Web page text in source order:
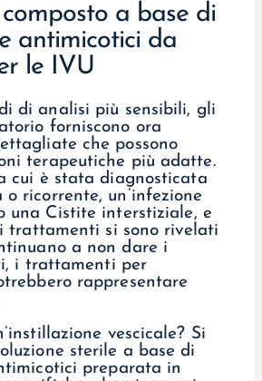
a base di
antimicotici da
le IVU
di analisi più sensibili, gli
forniscono ora
che possono
terapeutiche più adatte.
cui è stata diagnosticata
o ricorrente, un’infezione
una Cistite interstiziale, e
trattamenti si sono rivelati
a non dare i
i trattamenti per
rappresentare
vescicale? Si
sterile a base di
preparata in